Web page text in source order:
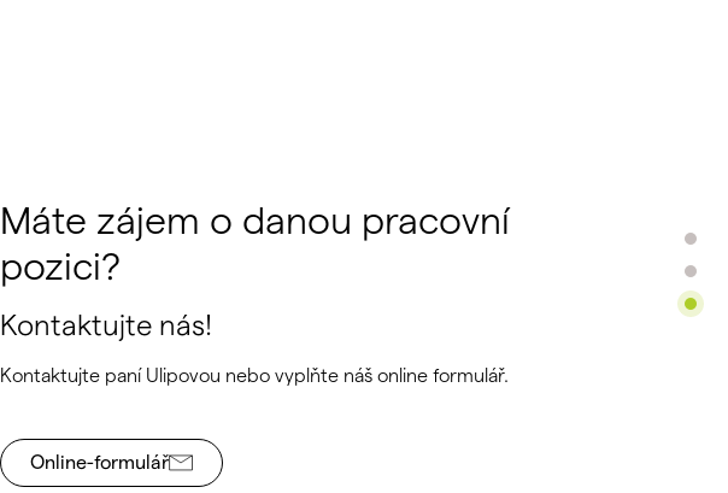
Máte zájem o danou pracovní
pozici?
Kontaktujte nás!
Kontaktujte paní Ulipovou nebo vyplňte náš online formulář.
Online-formulář